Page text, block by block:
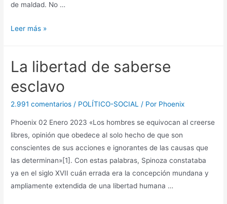
de maldad. No …
La
mal
Leer más »
La libertad de saberse
esclavo
2.991 comentarios / POLÍTICO-SOCIAL / Por Phoenix
Phoenix 02 Enero 2023 «Los hombres se equivocan al creerse
libres, opinión que obedece al solo hecho de que son
conscientes de sus acciones e ignorantes de las causas que
las determinan»[1]. Con estas palabras, Spinoza constataba
ya en el siglo XVII cuán errada era la concepción mundana y
ampliamente extendida de una libertad humana …